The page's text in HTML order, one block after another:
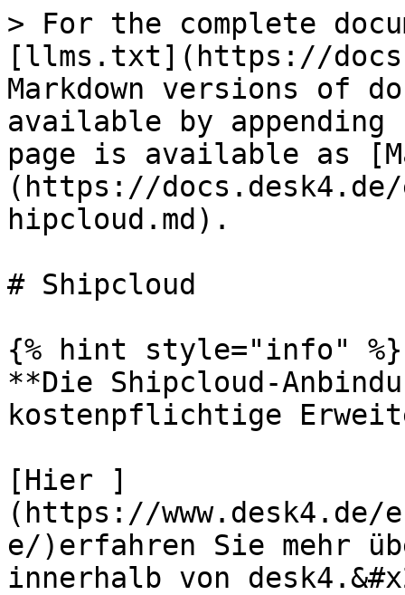
> For the complete
[llms.txt](https://
Markdown versions of
available by
page is available as
(https://docs.desk4.de/
hipcloud.md).
# Shipcloud
{% hint style="info" %}
**Die Shipcloud-
kostenpflichtige
[Hier ]
(https://www.desk4.de/
e/)erfahren Sie mehr
innerhalb von